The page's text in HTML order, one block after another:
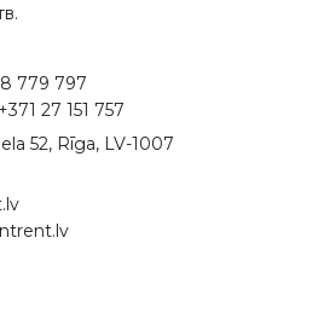
779 797
+371 27 151 757
52, Rīga, LV-1007